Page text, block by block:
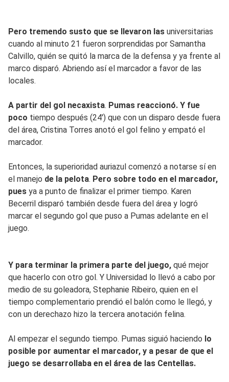
Pero tremendo susto que se llevaron las universitarias
cuando al minuto 21 fueron sorprendidas por Samantha
Calvillo, quién se quitó la marca de la defensa y ya frente al
marco disparó. Abriendo así el marcador a favor de las
locales.
A partir del gol necaxista. Pumas reaccionó. Y fue
poco tiempo después (24') que con un disparo desde fuera
del área, Cristina Torres anotó el gol felino y empató el
marcador.
Entonces, la superioridad auriazul comenzó a notarse sí en
el manejo de la pelota. Pero sobre todo en el marcador,
pues ya a punto de finalizar el primer tiempo. Karen
Becerril disparó también desde fuera del área y logró
marcar el segundo gol que puso a Pumas adelante en el
juego.
Y para terminar la primera parte del juego, qué mejor
que hacerlo con otro gol. Y Universidad lo llevó a cabo por
medio de su goleadora, Stephanie Ribeiro, quien en el
tiempo complementario prendió el balón como le llegó, y
con un derechazo hizo la tercera anotación felina.
Al empezar el segundo tiempo. Pumas siguió haciendo lo
posible por aumentar el marcador, y a pesar de que el
juego se desarrollaba en el área de las Centellas.